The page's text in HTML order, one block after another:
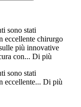
sono stati
eccellente chirurgo
più innovative
con... Di più
sono stati
eccellente... Di più